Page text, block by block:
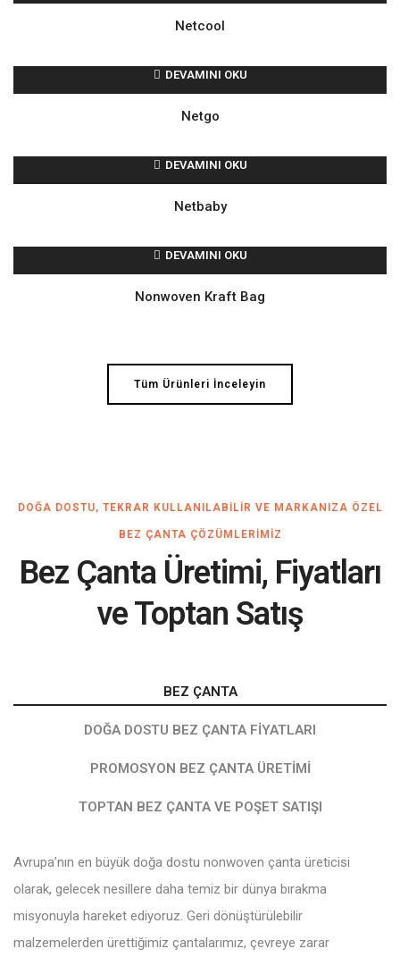
Netcool
DEVAMINI OKU
Netgo
DEVAMINI OKU
Netbaby
DEVAMINI OKU
Nonwoven Kraft Bag
Tüm Ürünleri İnceleyin
DOĞA DOSTU, TEKRAR KULLANILABILIR VE MARKANIZA ÖZEL
BEZ ÇANTA ÇÖZÜMLERIMIZ
Bez Çanta Üretimi, Fiyatları
ve Toptan Satış
BEZ ÇANTA
DOĞA DOSTU BEZ ÇANTA FIYATLARI
PROMOSYON BEZ ÇANTA ÜRETIMI
TOPTAN BEZ ÇANTA VE POŞET SATIŞI
Avrupa’nın en büyük doğa dostu nonwoven çanta üreticisi
olarak, gelecek nesillere daha temiz bir dünya bırakma
misyonuyla hareket ediyoruz. Geri dönüştürülebilir
malzemelerden ürettiğimiz çantalarımız, çevreye zarar